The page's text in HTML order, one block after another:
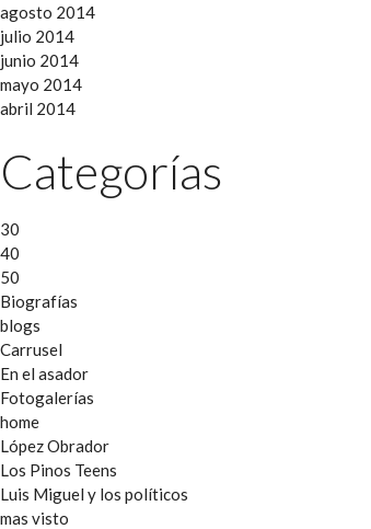
agosto 2014
julio 2014
junio 2014
mayo 2014
abril 2014
Categorías
30
40
50
Biografías
blogs
Carrusel
En el asador
Fotogalerías
home
López Obrador
Los Pinos Teens
Luis Miguel y los políticos
mas visto